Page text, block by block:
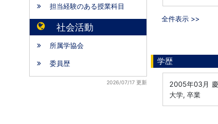
担当経験のある授業科目
社会活動
所属学協会
委員歴
2026/07/17 更新
全件表示 >>
学歴
2005年03月
大学, 卒業